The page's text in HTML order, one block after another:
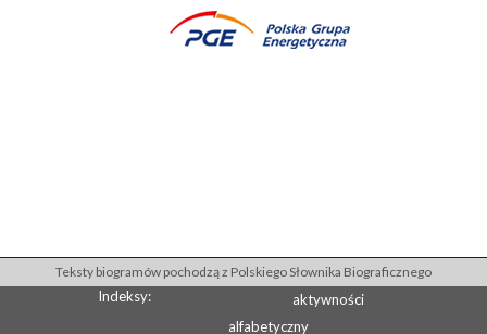
Teksty biogramów pochodzą z Polskiego Słownika Biograficznego
Indeksy:
aktywności
alfabetyczny